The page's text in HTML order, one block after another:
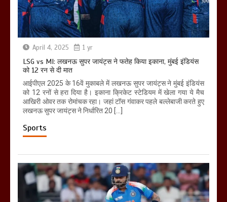
April 4, 2025 1 yr
LSG vs MI: लखनऊ सुपर जायंट्स ने फतेह किया इकाना, मुंबई इंडियंस
को 12 रन से दी मात
आईपीएल 2025 के 16वें मुकाबले में लखनऊ सुपर जायंट्स ने मुंबई इंडियंस
को 12 रनों से हरा दिया है। इकाना क्रिकेट स्टेडियम में खेला गया ये मैच
आखिरी ओवर तक रोमांचक रहा। जहां टॉस गंवाकर पहले बल्लेबाजी करते हुए
लखनऊ सुपर जायंट्स ने निर्धारित 20 […]
Sports